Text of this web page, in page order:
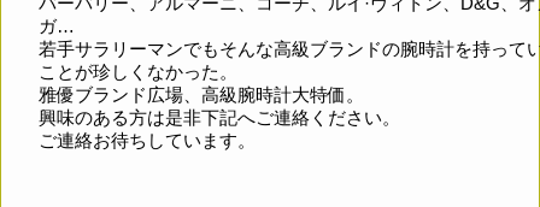
ガ…
若手サラリーマンでもそんな高級ブランドの腕時計を持って
ことが珍しくなかった。
雅優ブランド広場、高級腕時計大特価。
興味のある方は是非下記へご連絡ください。
ご連絡お待ちしています。